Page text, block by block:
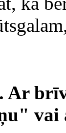
Ar
vai